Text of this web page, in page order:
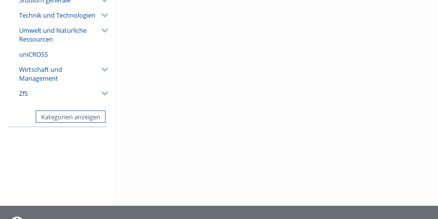
Technik und Technologien
Umwelt und Natürliche
Ressourcen
uniCROSS
Wirtschaft und
Management
ZfS
Kategorien anzeigen